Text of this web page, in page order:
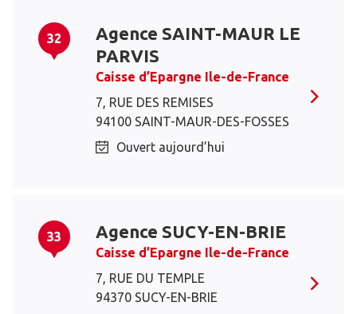
32
Agence SAINT-MAUR LE
PARVIS
Caisse d’Epargne Ile-de-France
7, RUE DES REMISES
94100 SAINT-MAUR-DES-FOSSES
Ouvert aujourd’hui
33 Agence SUCY-EN-BRIE
Caisse d’Epargne Ile-de-France
7, RUE DU TEMPLE
94370 SUCY-EN-BRIE